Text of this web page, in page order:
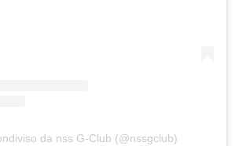
da nss G-Club (@nssgclub)